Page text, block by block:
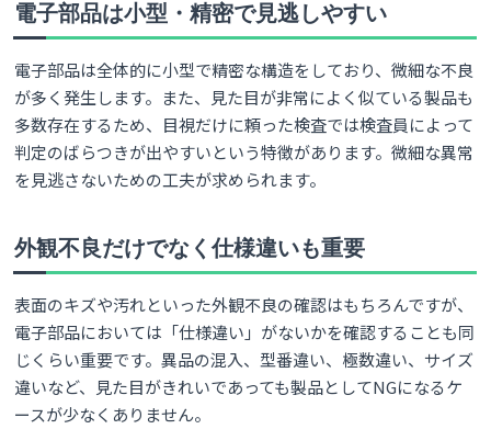
電子部品は小型・精密で見逃しやすい
電子部品は全体的に小型で精密な構造をしており、微細な不良
が多く発生します。また、見た目が非常によく似ている製品も
多数存在するため、目視だけに頼った検査では検査員によって
判定のばらつきが出やすいという特徴があります。微細な異常
を見逃さないための工夫が求められます。
外観不良だけでなく仕様違いも重要
表面のキズや汚れといった外観不良の確認はもちろんですが、
電子部品においては「仕様違い」がないかを確認することも同
じくらい重要です。異品の混入、型番違い、極数違い、サイズ
違いなど、見た目がきれいであっても製品としてNGになるケ
ースが少なくありません。